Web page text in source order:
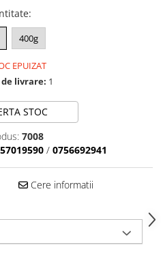
:
400g
EPUIZAT
livrare: 1
STOC
7008
/ 0756692941
Cere informatii